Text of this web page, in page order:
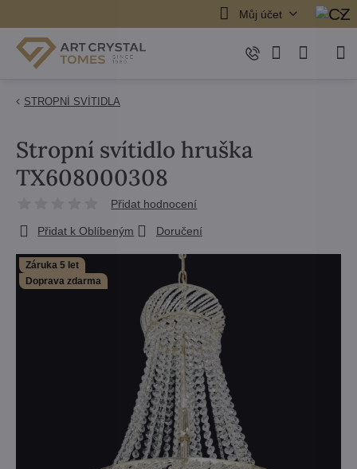
Můj účet
STROPNÍ SVÍTIDLA
Záruka 5 let
Doprava zdarma
Stropní svítidlo hruška
TX608000308
Přidat hodnocení
Přidat k Oblíbeným Doručení